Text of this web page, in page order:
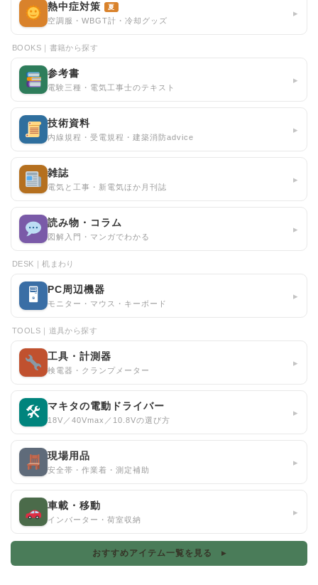
熱中症対策 夏
空調服・WBGT計・冷却グッズ
▸
BOOKS｜書籍から探す
参考書
電験三種・電気工事士のテキスト
▸
技術資料
内線規程・受電規程・建築消防advice
▸
雑誌
電気と工事・新電気ほか月刊誌
▸
読み物・コラム
図解入門・マンガでわかる
▸
DESK｜机まわり
🖥 PC周辺機器
モニター・マウス・キーボード
▸
TOOLS｜道具から探す
工具・計測器
検電器・クランプメーター
▸
🛠 マキタの電動ドライバー
18V／40Vmax／10.8Vの選び方
▸
現場用品
安全帯・作業着・測定補助
▸
車載・移動
インバーター・荷室収納
▸
おすすめアイテム一覧を見る ▸